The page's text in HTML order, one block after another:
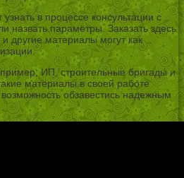
в процессе консультации с
назвать параметры. Заказать здесь
другие материалы могут как
ИП, строительные бригады и
материалы в своей работе
обзавестись надежным